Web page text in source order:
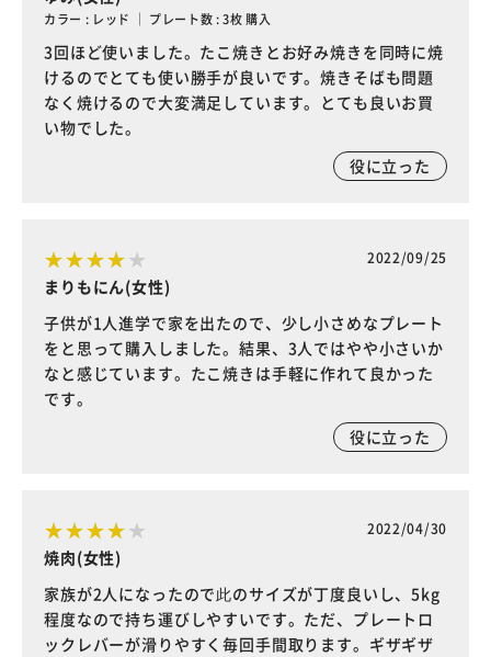
カラー : レッド ｜ プレート数 : 3枚 購入
3回ほど使いました。たこ焼きとお好み焼きを同時に焼
けるのでとても使い勝手が良いです。焼きそばも問題
なく焼けるので大変満足しています。とても良いお買
い物でした。
役に立った
2022/09/25
まりもにん(女性)
子供が1人進学で家を出たので、少し小さめなプレート
をと思って購入しました。結果、3人ではやや小さいか
なと感じています。たこ焼きは手軽に作れて良かった
です。
役に立った
2022/04/30
焼肉(女性)
家族が2人になったので此のサイズが丁度良いし、5kg
程度なので持ち運びしやすいです。ただ、プレートロ
ックレバーが滑りやすく毎回手間取ります。ギザギザ